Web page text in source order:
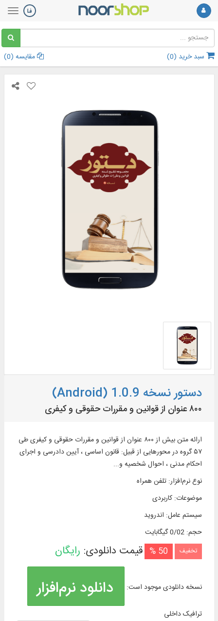
سبد خرید (0
) مقایسه (0
)
دستور نسخه 1.0.9 (Android)
۸۰۰ عنوان از قوانین و مقررات حقوقی و کیفری
ارائه متن بیش از ۸۰۰ عنوان از قوانین و مقررات حقوقی و کیفری طی
۵۷ گروه در محورهایی از قبیل: قانون اساسی ، آیین دادرسی و اجرای
احکام مدنی ، احوال شخصیه و...
نوع نرم‌افزار:تلفن همراه
موضوعات:کاربردی
سیستم عامل: اندروید
حجم:0/02 گیگابایت
تخفیف 50 % قیمت دانلودی: رایگان
نسخه دانلودی موجود است: دانلود نرم‌افزار
ترافیک داخلی